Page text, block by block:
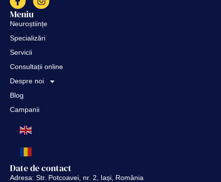
Meniu
Neuroștiințe
Specializări
Servicii
Consultații online
Despre noi
Blog
Campanii
Date de contact
Adresa: Str. Potcoavei, nr. 2, Iași, România